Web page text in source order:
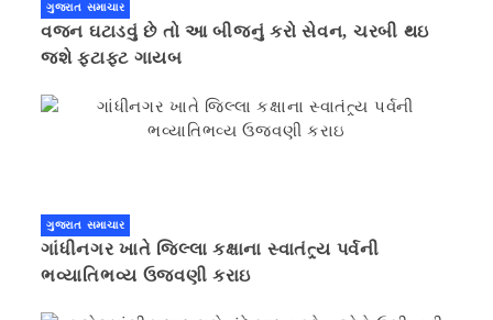
ગુજરાત સમાચાર
વજન ઘટાડવું છે તો આ બીજનું કરો સેવન, ચરબી થઇ
જશે ફટાફટ ગાયબ
ગુજરાત સમાચાર
ગાંધીનગર ખાતે જિલ્લા કક્ષાના સ્વાતંત્ર્ય પર્વની
ભવ્યાતિભવ્ય ઉજવણી કરાઇ